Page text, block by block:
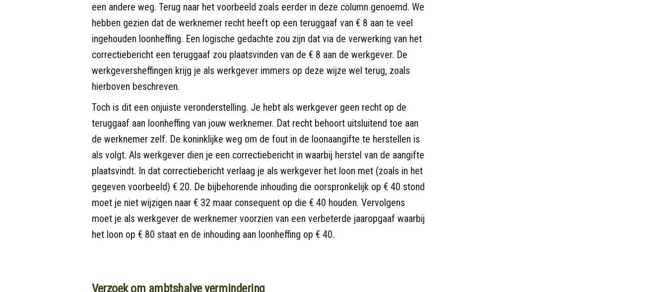
een andere weg. Terug naar het voorbeeld zoals eerder in deze column genoemd. We
hebben gezien dat de werknemer recht heeft op een teruggaaf van € 8 aan te veel
ingehouden loonheffing. Een logische gedachte zou zijn dat via de verwerking van het
correctiebericht een teruggaaf zou plaatsvinden van de € 8 aan de werkgever. De
werkgeversheffingen krijg je als werkgever immers op deze wijze wel terug, zoals
hierboven beschreven.
Toch is dit een onjuiste veronderstelling. Je hebt als werkgever geen recht op de
teruggaaf aan loonheffing van jouw werknemer. Dat recht behoort uitsluitend toe aan
de werknemer zelf. De koninklijke weg om de fout in de loonaangifte te herstellen is
als volgt. Als werkgever dien je een correctiebericht in waarbij herstel van de aangifte
plaatsvindt. In dat correctiebericht verlaag je als werkgever het loon met (zoals in het
gegeven voorbeeld) € 20. De bijbehorende inhouding die oorspronkelijk op € 40 stond
moet je niet wijzigen naar € 32 maar consequent op die € 40 houden. Vervolgens
moet je als werkgever de werknemer voorzien van een verbeterde jaaropgaaf waarbij
het loon op € 80 staat en de inhouding aan loonheffing op € 40.
Verzoek om ambtshalve vermindering